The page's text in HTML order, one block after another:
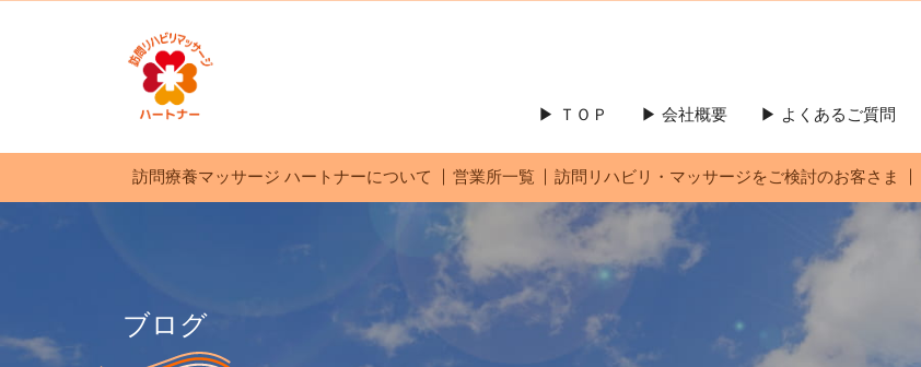
▶ ＴＯＰ ▶ 会社概要 ▶ よくあるご質問
訪問療養マッサージ ハートナーについて 営業所一覧 訪問リハビリ・マッサージをご検討のお客さま
ブログ